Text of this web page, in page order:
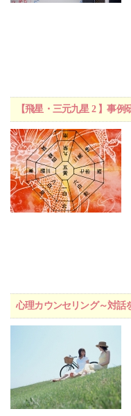
【飛星・三元九星 2 】事
心理カウンセリング～対話